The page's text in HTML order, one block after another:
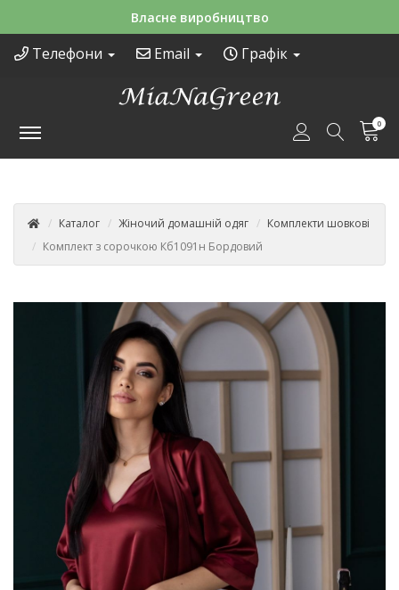
Зручні способи оплати
Телефони Email Графік
0
Каталог Жіночий домашній одяг
Комплекти шовкові
Комплект з сорочкою Кб1091н Бордовий